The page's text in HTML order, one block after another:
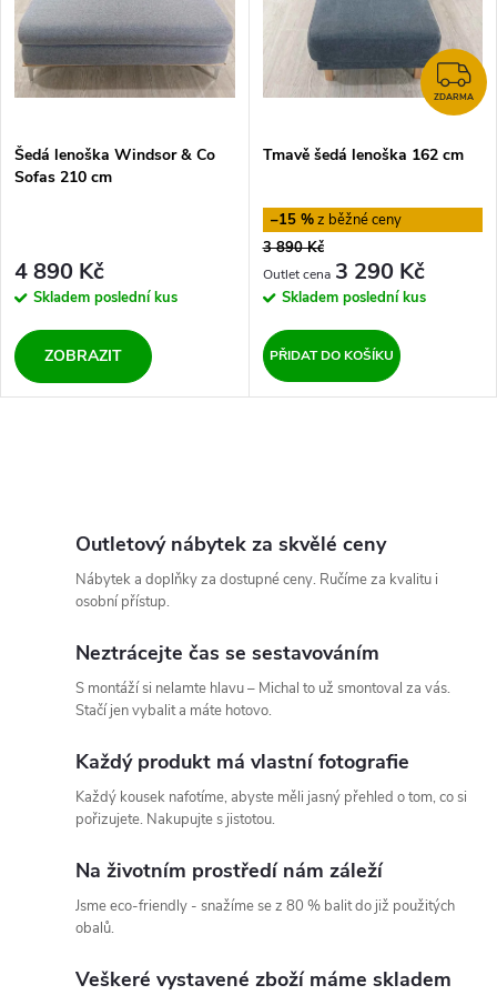
í
r
d
u
k
i
s
p
r
o
d
u
Šedá lenoška Windsor & Co
Sofas 210 cm
4 890 Kč
Skladem poslední kus
ZOBRAZIT
ZDARMA
Tmavě šedá lenoška 162 cm
–15 %
3 890 Kč
3 290 Kč
Skladem poslední kus
PŘIDAT DO KOŠÍKU
Outletový nábytek za skvělé ceny
Nábytek a doplňky za dostupné ceny. Ručíme za kvalitu i
osobní přístup.
Neztrácejte čas se sestavováním
S montáží si nelamte hlavu – Michal to už smontoval za vás.
Stačí jen vybalit a máte hotovo.
Každý produkt má vlastní fotografie
Každý kousek nafotíme, abyste měli jasný přehled o tom, co si
pořizujete. Nakupujte s jistotou.
Na životním prostředí nám záleží
Jsme eco-friendly - snažíme se z 80 % balit do již použitých
obalů.
Veškeré vystavené zboží máme skladem